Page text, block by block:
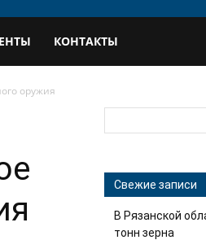
КОНТАКТЫ
оружия
Свежие записи
В Рязанской
тонн зерна